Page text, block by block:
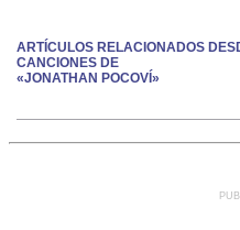
ARTÍCULOS RELACIONADOS
CANCIONES DE
«JONATHAN POCOVÍ»